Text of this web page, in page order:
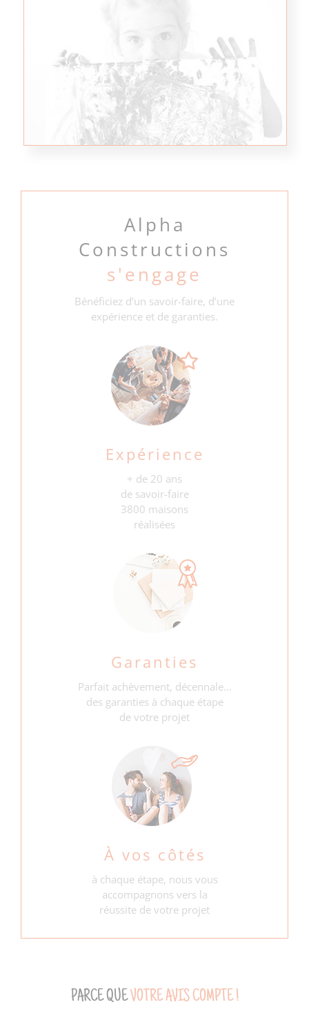
Alpha
Constructions
s'engage
Bénéficiez d’un savoir-faire, d’une
expérience et de garanties.
Expérience
+ de 20 ans
de savoir-faire
3800 maisons
réalisées
Garanties
Parfait achèvement, décennale...
des garanties à chaque étape
de votre projet
À vos côtés
à chaque étape, nous vous
accompagnons vers la
réussite de votre projet
PARCE QUEVOTRE AVIS COMPTE !